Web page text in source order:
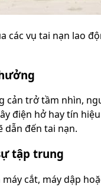
vụ tai nạn lao
trở tầm nhìn,
điện hở hay tín
dẫn đến tai nạn.
tập trung
cắt, máy dập